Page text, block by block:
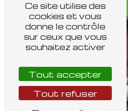
Ce site utilise des
cookies et vous
donne le contrôle
sur ceux que vous
souhaitez activer
Tout accepter
Tout refuser